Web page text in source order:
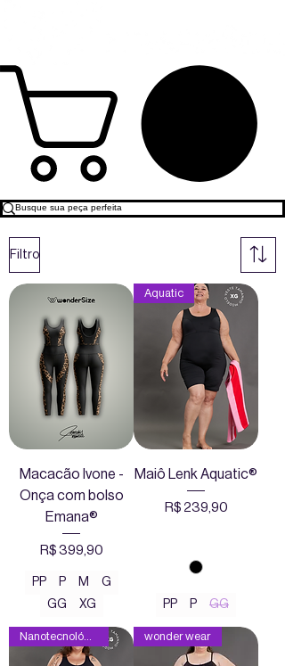
Filtro
Macacão Ivone -
Onça com bolso
Emana®
Preço
R$ 399,90
PP P M
G
GG
XG
Aquatic
Maiô Lenk Aquatic®
Preço
R$ 239,90
PP P GG
wonder wear